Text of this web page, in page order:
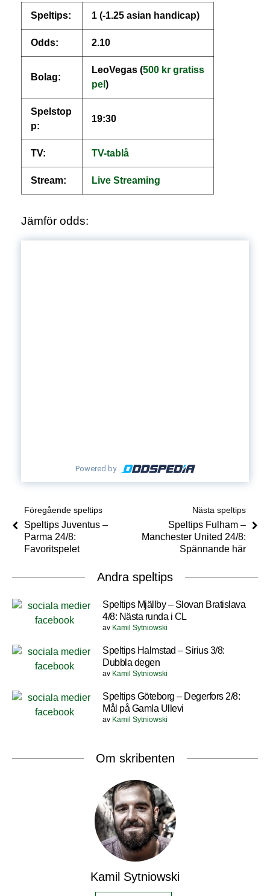
Speltips: 1 (-1.25 asian handicap)
Odds: 2.10
Bolag:
LeoVegas (500 kr gratiss
pel )
Spelstop
p:
19:30
TV: TV-tablå
Stream: Live Streaming
Jämför odds:
Powered by
Föregående speltips
Speltips Juventus –
Parma 24/8:
Favoritspelet
Nästa speltips
Speltips Fulham –
Manchester United 24/8:
Spännande här
Andra speltips
Speltips Mjällby – Slovan Bratislava
4/8: Nästa runda i CL
av Kamil Sytniowski
Speltips Halmstad – Sirius 3/8:
Dubbla degen
av Kamil Sytniowski
Speltips Göteborg – Degerfors 2/8:
Mål på Gamla Ullevi
av Kamil Sytniowski
Om skribenten
Kamil Sytniowski